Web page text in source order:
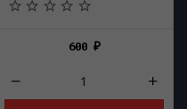
600 ₽